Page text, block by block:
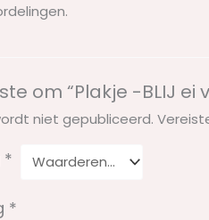
om “Plakje -BLIJ
niet gepubliceerd.
*
*